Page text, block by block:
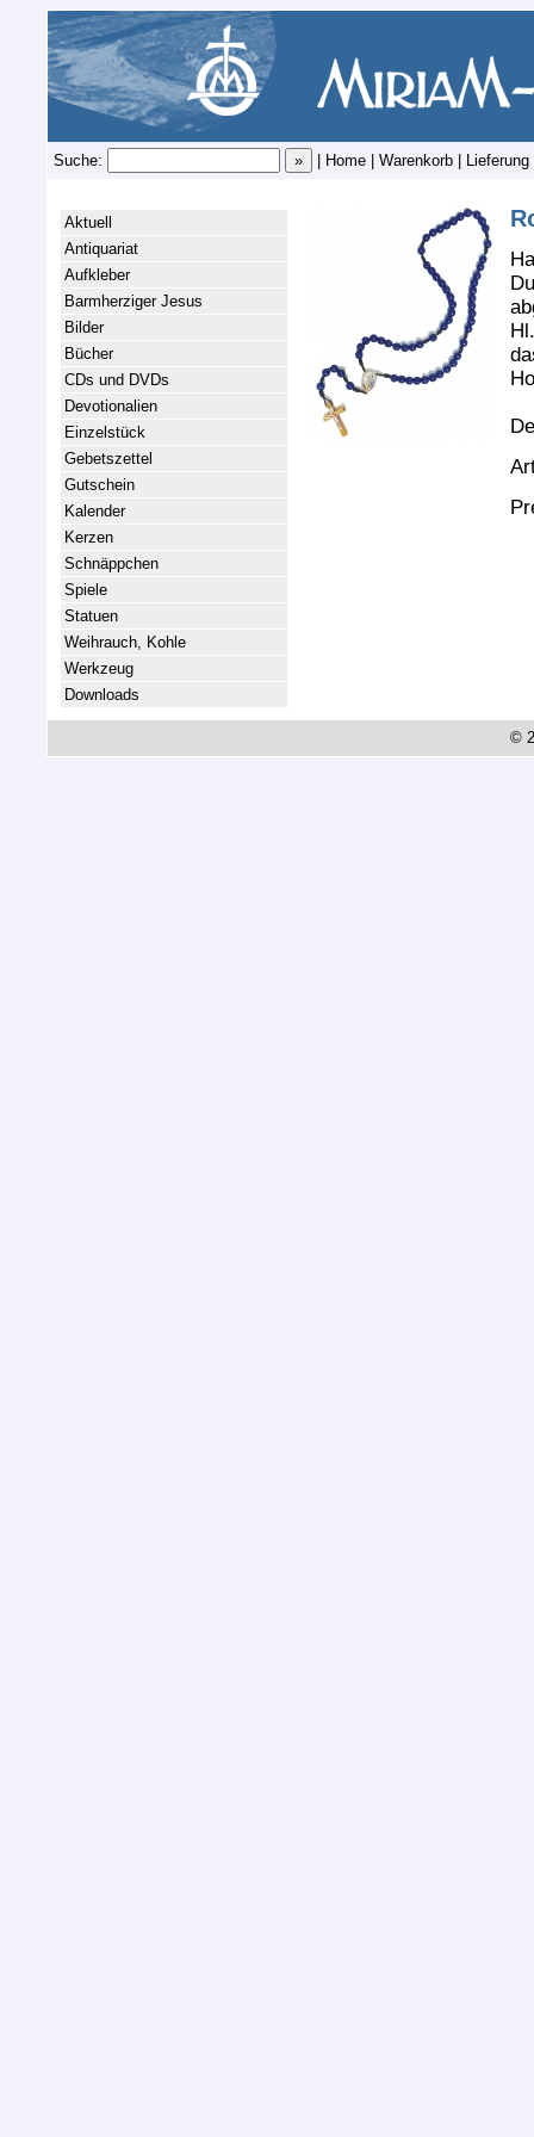
Suche: Home Warenkorb Lieferung
Aktuell
Antiquariat
Aufkleber
Barmherziger Jesus
Bilder
Bücher
CDs und DVDs
Devotionalien
Einzelstück
Gebetszettel
Gutschein
Kalender
Kerzen
Schnäppchen
Spiele
Statuen
Weihrauch, Kohle
Werkzeug
Downloads
©